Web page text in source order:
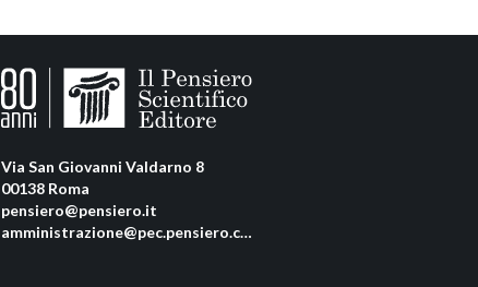
Via San Giovanni Valdarno 8
00138 Roma
pensiero@pensiero.it
amministrazione@pec.pensiero.com